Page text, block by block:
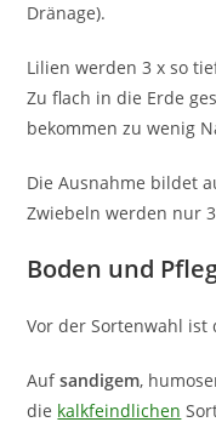
Dränage).
Lilien werden 3 x so
Zu flach in die Erde
bekommen zu wenig
Die Ausnahme bildet
Zwiebeln werden nur
Boden und
Vor der Sortenwahl
Aufsandigem,
die kalkfeindlichen